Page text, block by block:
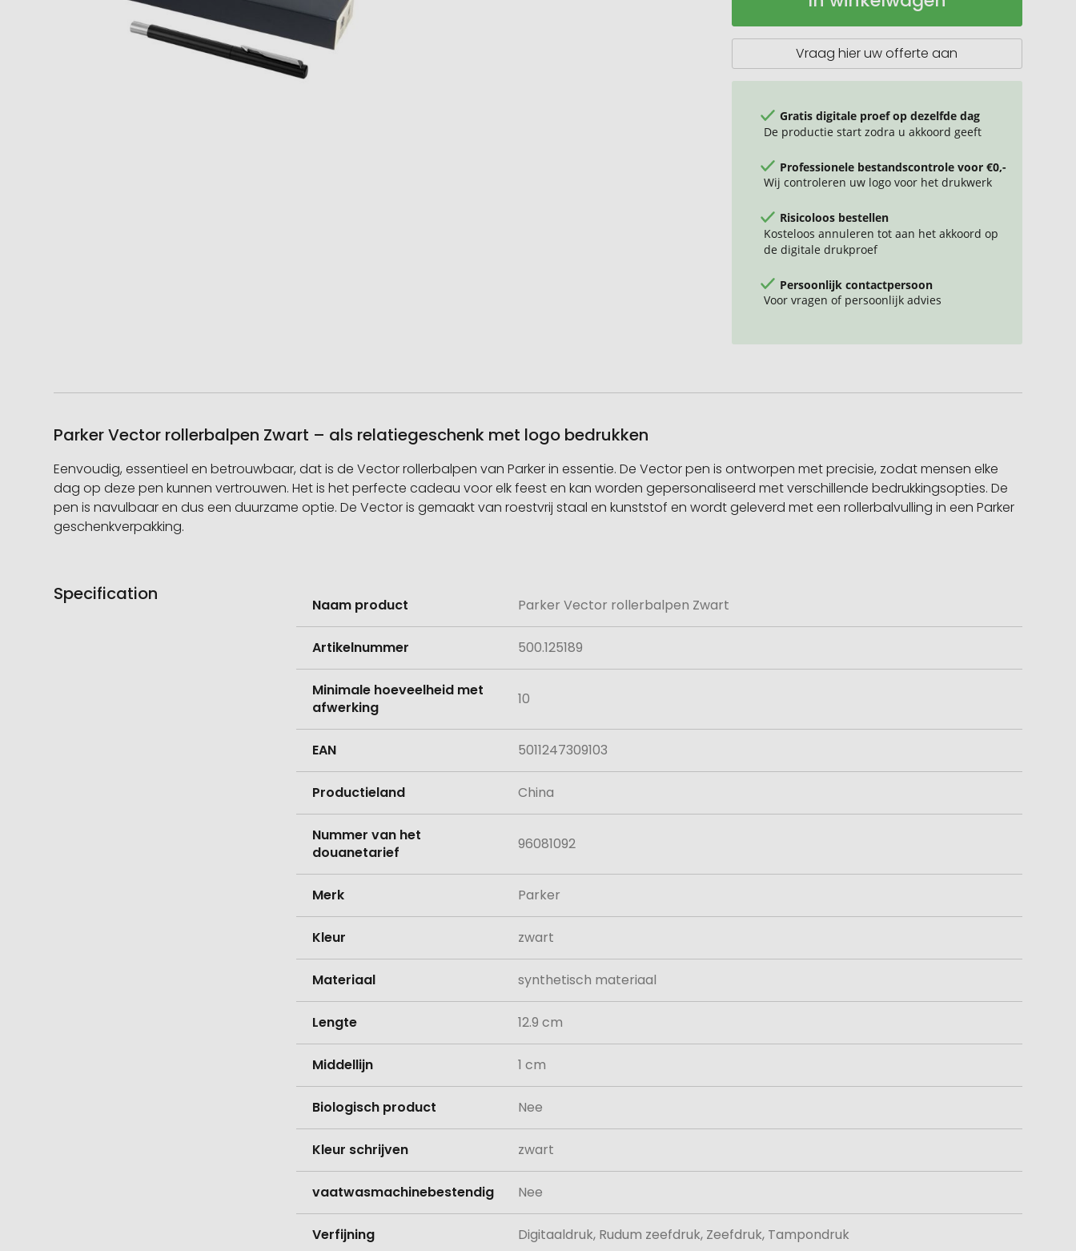
Vraag hier uw offerte aan
Gratis digitale proef op dezelfde dag
De productie start zodra u akkoord geeft
Professionele bestandscontrole voor €0,-
Wij controleren uw logo voor het drukwerk
Risicoloos bestellen
Kosteloos annuleren tot aan het akkoord op
de digitale drukproef
Persoonlijk contactpersoon
Voor vragen of persoonlijk advies
Parker Vector rollerbalpen Zwart – als relatiegeschenk met logo bedrukken
Eenvoudig, essentieel en betrouwbaar, dat is de Vector rollerbalpen van Parker in essentie. De Vector pen is ontworpen met precisie, zodat mensen elke
dag op deze pen kunnen vertrouwen. Het is het perfecte cadeau voor elk feest en kan worden gepersonaliseerd met verschillende bedrukkingsopties. De
pen is navulbaar en dus een duurzame optie. De Vector is gemaakt van roestvrij staal en kunststof en wordt geleverd met een rollerbalvulling in een Parker
geschenkverpakking.
Specification
informatie
Naam product Parker Vector rollerbalpen Zwart
Artikelnummer 500.125189
Minimale hoeveelheid met
afwerking
10
EAN 5011247309103
Productieland China
Nummer van het
douanetarief
96081092
Merk Parker
Kleur zwart
Materiaal synthetisch materiaal
Lengte 12.9 cm
Middellijn 1 cm
Biologisch product Nee
Kleur schrijven zwart
vaatwasmachinebestendig Nee
Verfijning Digitaaldruk, Rudum zeefdruk, Zeefdruk, Tampondruk